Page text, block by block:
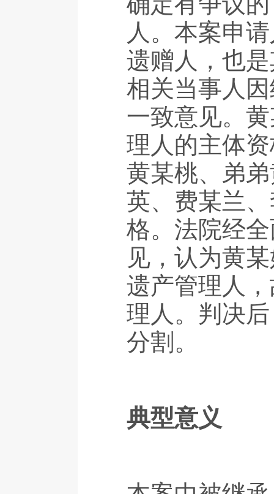
人。本案申
遗赠人，也
相关当事人
一致意见。
理人的主体
黄某桃、弟
英、费某兰
格。法院经
见，认为黄
遗产管理人
理人。判决
分割。
典型意义